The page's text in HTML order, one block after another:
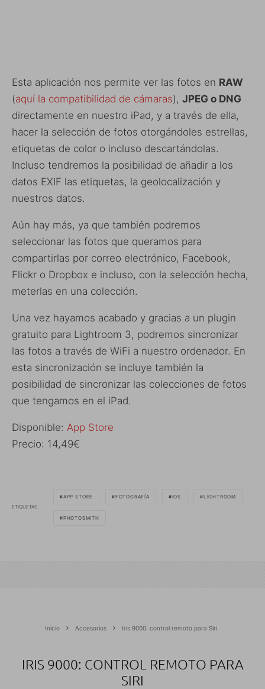
Esta aplicación nos permite ver las fotos en RAW
(aquí la compatibilidad de cámaras), JPEG o DNG
directamente en nuestro iPad, y a través de ella,
hacer la selección de fotos otorgándoles estrellas,
etiquetas de color o incluso descartándolas.
Incluso tendremos la posibilidad de añadir a los
datos EXIF las etiquetas, la geolocalización y
nuestros datos.
Aún hay más, ya que también podremos
seleccionar las fotos que queramos para
compartirlas por correo electrónico, Facebook,
Flickr o Dropbox e incluso, con la selección hecha,
meterlas en una colección.
Una vez hayamos acabado y gracias a un plugin
gratuito para Lightroom 3, podremos sincronizar
las fotos a través de WiFi a nuestro ordenador. En
esta sincronización se incluye también la
posibilidad de sincronizar las colecciones de fotos
que tengamos en el iPad.
Disponible: App Store
Precio: 14,49€
ETIQUETAS
APP STORE FOTOGRAFÍA IOS LIGHTROOM
PHOTOSMITH
Inicio Accesorios Iris 9000: control remoto para Siri
IRIS 9000: CONTROL REMOTO PARA
SIRI